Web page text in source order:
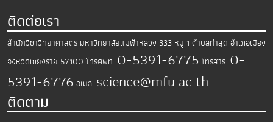
ติดต่อเรา
สำนักวิชาวิทยาศาสตร์ มหาวิทยาลัยแม่ฟ้าหลวง 333 หมู่ 1 ตำบลท่าสุด อำเภอเมือง
จังหวัดเชียงราย 57100 โทรศัพท์. 0-5391-6775 โทรสาร. 0-
5391-6776 อีเมล: science@mfu.ac.th
ติดตาม